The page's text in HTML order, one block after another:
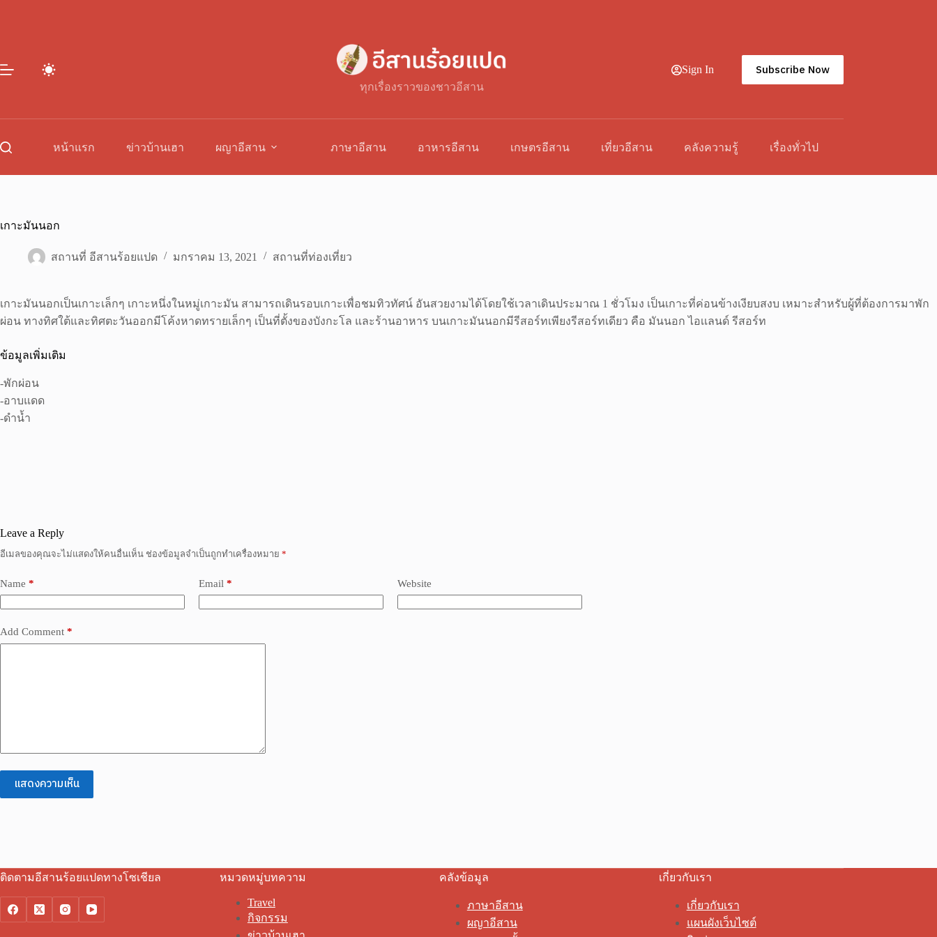
ทุกเรื่องราวของชาวอีสาน
Sign In Subscribe Now
หน้าแรก ข่าวบ้านเฮา ผญาอีสาน ภาษาอีสาน อาหารอีสาน เกษตรอีสาน เที่ยวอีสาน คลังความรู้ เรื่องทั่วไป
เกาะมันนอก
สถานที่ อีสานร้อยแปด มกราคม 13, 2021 สถานที่ท่องเที่ยว
เกาะมันนอกเป็นเกาะเล็กๆ เกาะหนึ่งในหมู่เกาะมัน สามารถเดินรอบเกาะเพื่อชมทิวทัศน์ อันสวยงามได้โดยใช้เวลาเดินประมาณ 1 ชั่วโมง เป็นเกาะที่ค่อนข้างเงียบสงบ เหมาะสำหรับผู้ที่ต้องการมาพัก
ผ่อน ทางทิศใต้และทิศตะวันออกมีโค้งหาดทรายเล็กๆ เป็นที่ตั้งของบังกะโล และร้านอาหาร บนเกาะมันนอกมีรีสอร์ทเพียงรีสอร์ทเดียว คือ มันนอก ไอเเลนด์ รีสอร์ท
ข้อมูลเพิ่มเติม
-พักผ่อน
-อาบแดด
-ดำน้ำ
Leave a Reply
อีเมลของคุณจะไม่แสดงให้คนอื่นเห็น ช่องข้อมูลจำเป็นถูกทำเครื่องหมาย *
Name * Email * Website
Add Comment *
แสดงความเห็น
ติดตามอีสานร้อยแปดทางโซเชียล หมวดหมู่บทความ
Travel
กิจกรรม
คลังข้อมูล
ภาษาอีสาน
ผญาอีสาน
เกี่ยวกับเรา
เกี่ยวกับเรา
แผนผังเว็บไซต์